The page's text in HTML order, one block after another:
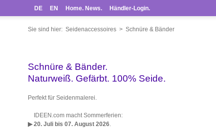
DE EN Home. News. Händler-Login.
Sie sind hier: Seidenaccessoires > Schnüre & Bänder
Schnüre & Bänder.
Naturweiß. Gefärbt. 100% Seide.
Perfekt für Seidenmalerei.
IDEEN.com macht Sommerferien:
▶ 20. Juli bis 07. August 2026.